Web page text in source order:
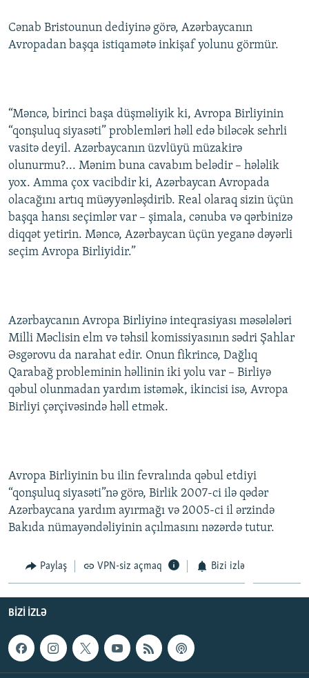
Cənab Bristounun dediyinə görə, Azərbaycanın
Avropadan başqa istiqamətə inkişaf yolunu görmür.
“Məncə, birinci başa düşməliyik ki, Avropa Birliyinin
“qonşuluq siyasəti” problemləri həll edə biləcək sehrli
vasitə deyil. Azərbaycanın üzvlüyü müzakirə
olunurmu?... Mənim buna cavabım belədir – hələlik
yox. Amma çox vacibdir ki, Azərbaycan Avropada
olacağını artıq müəyyənləşdirib. Real olaraq sizin üçün
başqa hansı seçimlər var – şimala, cənuba və qərbinizə
diqqət yetirin. Məncə, Azərbaycan üçün yeganə dəyərli
seçim Avropa Birliyidir.”
Azərbaycanın Avropa Birliyinə inteqrasiyası məsələləri
Milli Məclisin elm və təhsil komissiyasının sədri Şahlar
Əsgərovu da narahat edir. Onun fikrincə, Dağlıq
Qarabağ probleminin həllinin iki yolu var – Birliyə
qəbul olunmadan yardım istəmək, ikincisi isə, Avropa
Birliyi çərçivəsində həll etmək.
Avropa Birliyinin bu ilin fevralında qəbul etdiyi
“qonşuluq siyasəti”nə görə, Birlik 2007-ci ilə qədər
Azərbaycana yardım ayırmağı və 2005-ci il ərzində
Bakıda nümayəndəliyinin açılmasını nəzərdə tutur.
Paylaş VPN-siz açmaq Bizi izlə
BIZI IZLƏ